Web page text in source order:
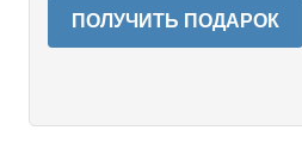
ПОЛУЧИТЬ ПОДАРОК